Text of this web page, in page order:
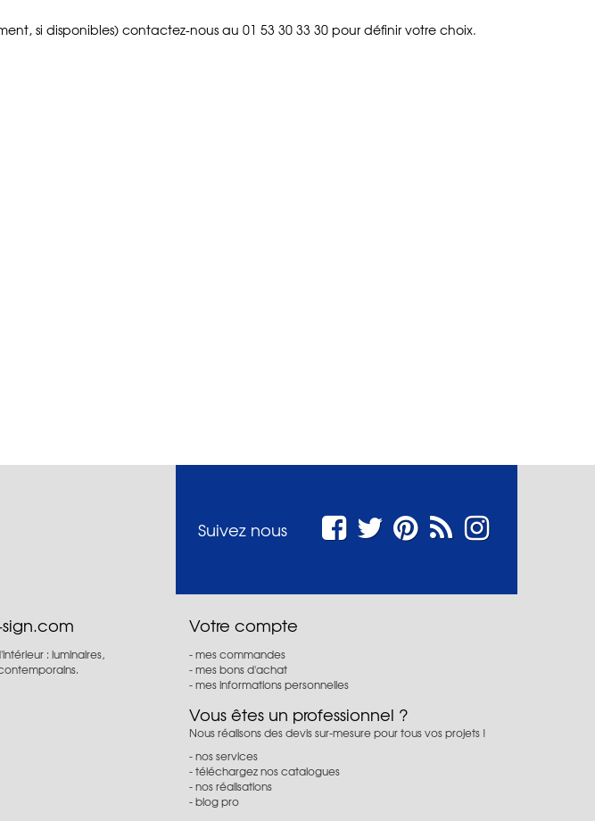
si disponibles) contactez-nous au 01 53 30 33 30 pour définir votre choix.
Suivez nous
: luminaires,
Votre compte
mes commandes
mes bons d'achat
mes informations personnelles
Vous êtes un professionnel ?
Nous réalisons des devis sur-mesure pour tous vos projets !
nos services
téléchargez nos catalogues
nos réalisations
blog pro